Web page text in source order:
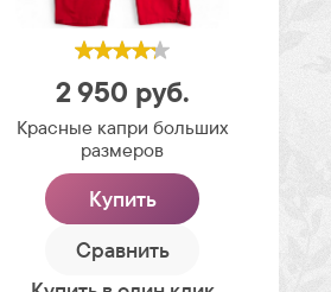
2 950 руб.
Красные капри больших
размеров
Купить
Сравнить